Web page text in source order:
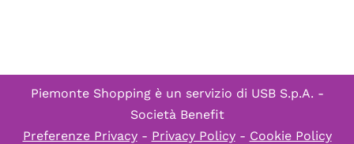
Piemonte Shopping è un servizio di USB S.p.A. -
Società Benefit
Preferenze Privacy- Privacy Policy- Cookie Policy